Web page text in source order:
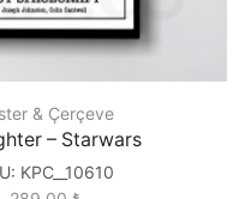
& Çerçeve
– Starwars
KPC__10610